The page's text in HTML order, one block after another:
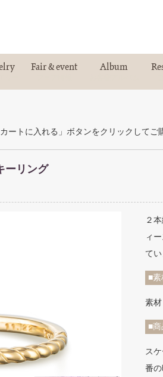
Fair & event Album
ートに入れる」ボタンをクリックしてご
ーリング
２
ィ
て
■素
素材
■商
ス
番